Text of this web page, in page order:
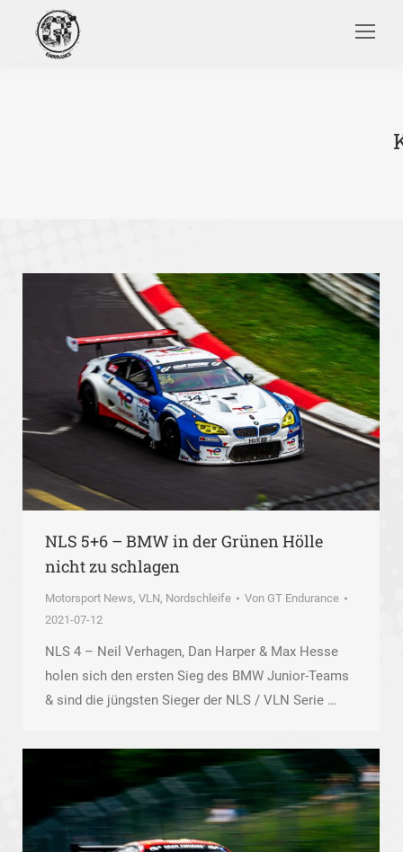
Search:
NLS 5+6 – BMW in der Grünen Hölle
nicht zu schlagen
Motorsport News, VLN, Nordschleife Von GT Endurance
2021-07-12
NLS 4 – Neil Verhagen, Dan Harper & Max Hesse
holen sich den ersten Sieg des BMW Junior-Teams
& sind die jüngsten Sieger der NLS / VLN Serie …